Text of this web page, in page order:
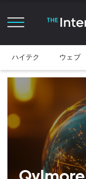
ハイテク ウェブ